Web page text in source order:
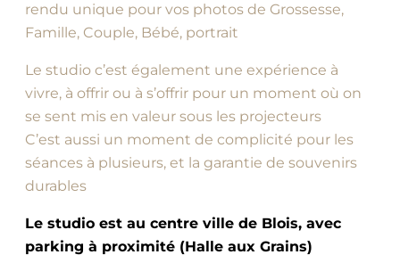
rendu unique pour vos photos de Grossesse,
Famille, Couple, Bébé, portrait
Le studio c’est également une expérience à
vivre, à offrir ou à s’offrir pour un moment où on
se sent mis en valeur sous les projecteurs
C’est aussi un moment de complicité pour les
séances à plusieurs, et la garantie de souvenirs
durables
Le studio est au centre ville de Blois, avec
parking à proximité (Halle aux Grains)